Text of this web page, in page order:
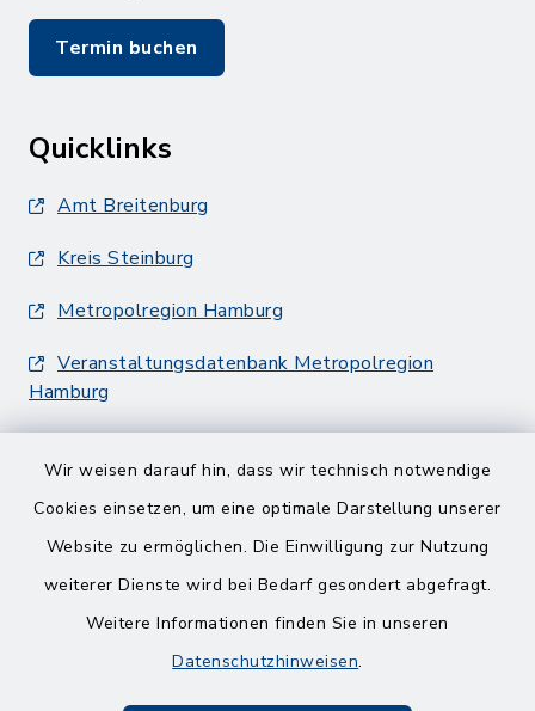
Wir weisen darauf hin, dass wir technisch notwendige
Cookies einsetzen, um eine optimale Darstellung unserer
Website zu ermöglichen. Die Einwilligung zur Nutzung
weiterer Dienste wird bei Bedarf gesondert abgefragt.
Weitere Informationen finden Sie in unseren
Datenschutzhinweisen.
Termin buchen
Quicklinks
Amt Breitenburg
Kreis Steinburg
Metropolregion Hamburg
Veranstaltungsdatenbank Metropolregion
Hamburg
Barrierefreiheit